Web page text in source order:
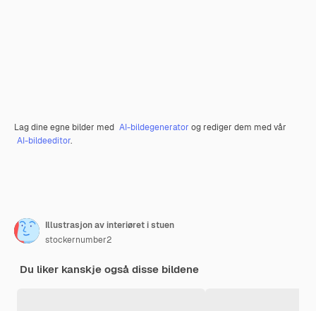
Lag dine egne bilder med AI-bildegenerator og rediger dem med vår
AI-bildeeditor.
Illustrasjon av interiøret i stuen
stockernumber2
Du liker kanskje også disse bildene